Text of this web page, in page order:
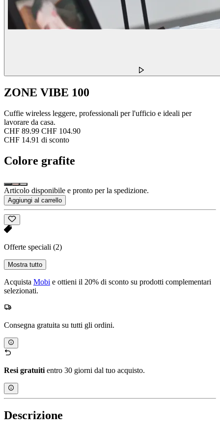
ZONE VIBE 100
Cuffie wireless leggere, professionali per l'ufficio e ideali per
lavorare da casa.
CHF 89.99 CHF 104.90
CHF 14.91 di sconto
Colore grafite
Articolo disponibile e pronto per la spedizione.
Aggiungi al carrello
Offerte speciali (2)
Mostra tutto
Acquista Mobi e ottieni il 20% di sconto su prodotti complementari
selezionati.
Consegna gratuita su tutti gli ordini.
Resi gratuitientro 30 giorni dal tuo acquisto.
Descrizione